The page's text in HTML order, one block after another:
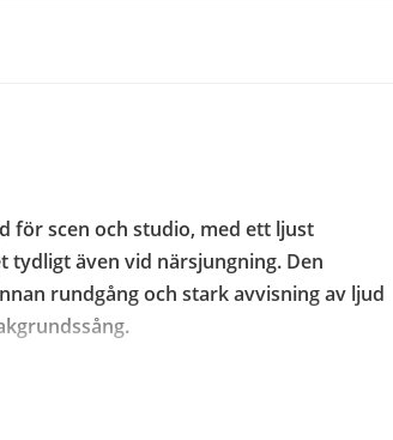
för scen och studio, med ett ljust
även vid närsjungning. Den
rundgång och stark avvisning av ljud